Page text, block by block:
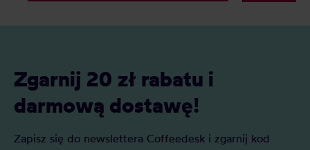
Zgarnij 20 zł rabatu i
darmową dostawę!
Zapisz się do newslettera Coffeedesk i zgarnij kod